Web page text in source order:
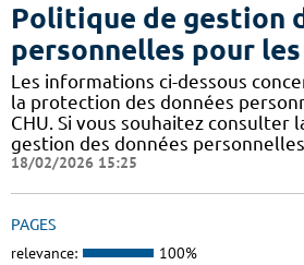
Politique de gestion
personnelles pour
Les informations ci-dessous
la protection des données
CHU. Si vous souhaitez consulter
gestion des données
18/02/2026 15:25
PAGES
relevance: 100%